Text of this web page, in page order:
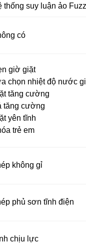
thống suy luận ảo
có
giờ giặt
chọn nhiệt độ nước
tăng cường
tăng cường
yên tĩnh
trẻ em
không gỉ
phủ sơn tĩnh điện
chịu lực